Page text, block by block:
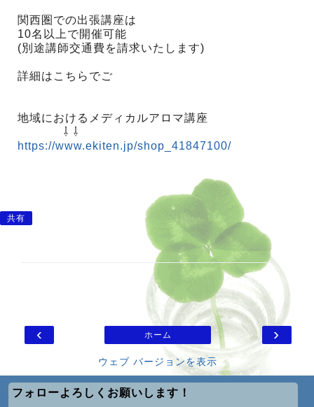
関西圏での出張講座は
10名以上で開催可能
(別途講師交通費を請求いたします)
詳細はこちらでご
地域におけるメディカルアロマ講座
⇩ ⇩
https://www.ekiten.jp/shop_41847100/
共有
‹ ›
ホーム
ウェブ バージョンを表示
フォローよろしくお願いします！